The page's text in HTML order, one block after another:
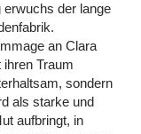
erwuchs der lange
an Clara
Traum
sondern
als starke und
aufbringt, in